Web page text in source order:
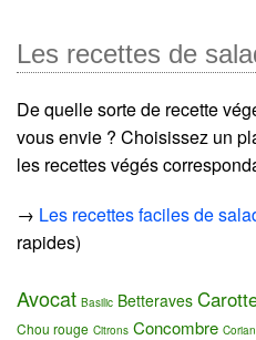
Les recettes de
De quelle sorte de recette
vous envie ? Choisissez un
les recettes végés
→ Les recettes faciles de
rapides)
Avocat Basilic Betteraves
Chou rouge Citrons Concombre